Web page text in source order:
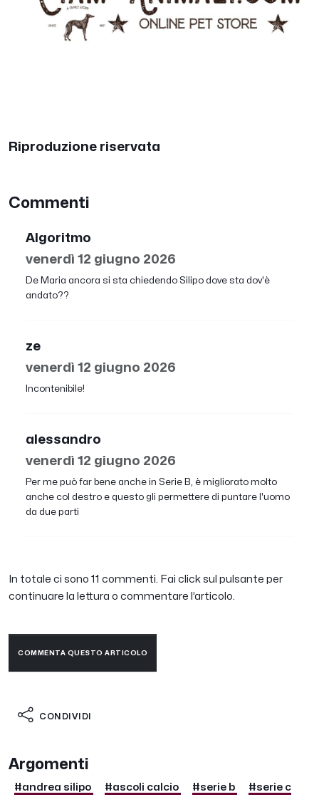
Riproduzione riservata
Commenti
Algoritmo
venerdì 12 giugno 2026
De Maria ancora si sta chiedendo Silipo dove sta dov'è
andato??
ze
venerdì 12 giugno 2026
Incontenibile!
alessandro
venerdì 12 giugno 2026
Per me può far bene anche in Serie B, è migliorato molto
anche col destro e questo gli permettere di puntare l'uomo
da due parti
In totale ci sono 11 commenti. Fai click sul pulsante per
continuare la lettura o commentare l’articolo.
COMMENTA QUESTO ARTICOLO
CONDIVIDI
Argomenti
#andrea silipo #ascoli calcio #serie b #serie c